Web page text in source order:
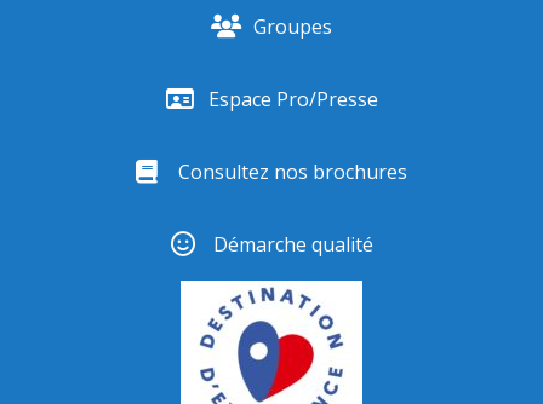
Groupes
Espace Pro/Presse
Consultez nos brochures
Démarche qualité